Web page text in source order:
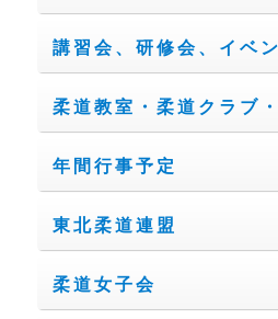
講習会、研修会、イベ
柔道教室・柔道クラブ
年間行事予定
東北柔道連盟
柔道女子会